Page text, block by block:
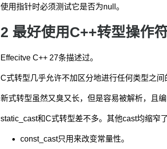
使用指针时必须测试它是否为null。
2 最好使用C++转型操作
Effecitve C++ 27条描述过。
C式转型几乎允许不加区分地进行任何类型之
新式转型虽然又臭又长，但是容易被解析，且
static_cast和C式转型差不多。其他cast均缩窄
const_cast只用来改变常量性。